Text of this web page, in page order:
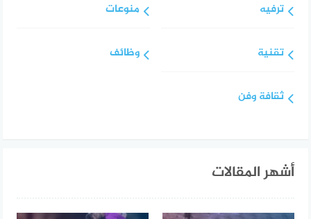
ترفيه
تقنية
ثقافة وفن
منوعات
وظائف
أشهر المقالات